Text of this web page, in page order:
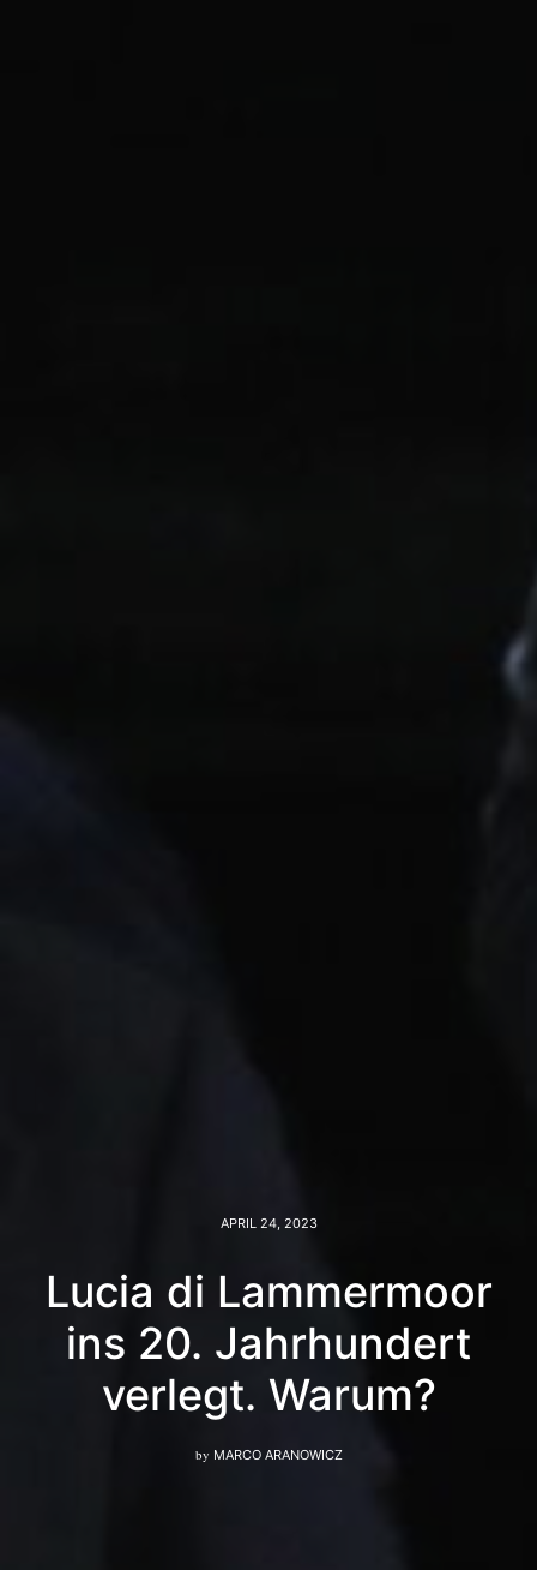
APRIL 24, 2023
Lucia di Lammermoor
ins 20. Jahrhundert
verlegt. Warum?
by MARCO ARANOWICZ